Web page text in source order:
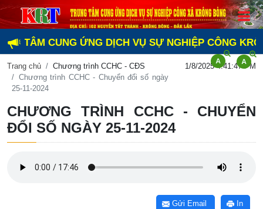
TÂM CUNG ỨNG DỊCH VỤ SỰ NGHIỆP CÔNG
Trang chủ
Chương trình CCHC - CĐS
Chương trình CCHC - Chuyển đổi số ngày
25-11-2024
1/8/2025 4:41:47 PM
CHƯƠNG TRÌNH CCHC - CHUYỂN
ĐỔI SỐ NGÀY 25-11-2024
In
Gửi Email